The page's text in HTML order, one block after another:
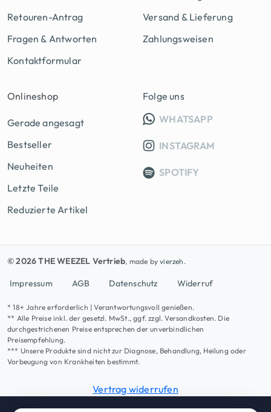
Retouren-Antrag
Fragen & Antworten
Kontaktformular
Versand & Lieferung
Zahlungsweisen
Onlineshop
Gerade angesagt
Bestseller
Neuheiten
Letzte Teile
Reduzierte Artikel
Folge uns
WHATSAPPINFO
INSTAGRAM
SPOTIFY
© 2026 THE WEEZEL Vertrieb, made byvierzeh.
Impressum AGB Datenschutz Widerruf
* 18+ Jahre erforderlich | Verantwortungsvoll genießen.
** Alle Preise inkl. der gesetzl. MwSt., ggf. zzgl. Versandkosten. Die
durchgestrichenen Preise entsprechen der unverbindlichen
Preisempfehlung.
*** Unsere Produkte sind nicht zur Diagnose, Behandlung, Heilung oder
Vorbeugung von Krankheiten bestimmt.
Vertrag widerrufen